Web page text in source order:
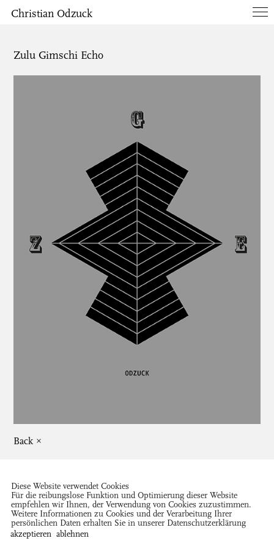
Christian Odzuck
Zulu Gimschi Echo
Back ×
Close ×
Diese Website verwendet Cookies
Für die reibungslose Funktion und Optimierung dieser Website
empfehlen wir Ihnen, der Verwendung von Cookies zuzustimmen.
Weitere Informationen zu Cookies und der Verarbeitung Ihrer
persönlichen Daten erhalten Sie in unserer Datenschutzerklärung
akzeptieren ablehnen